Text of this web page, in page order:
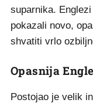
suparnika.
pokazali novo,
shvatiti vrlo
Opasnija
Postojao je velik